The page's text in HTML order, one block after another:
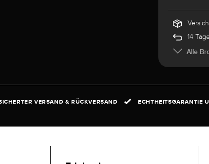
14
Alle
VERSAND & RÜCKVERSAND ECHTHEITSGARANTIE